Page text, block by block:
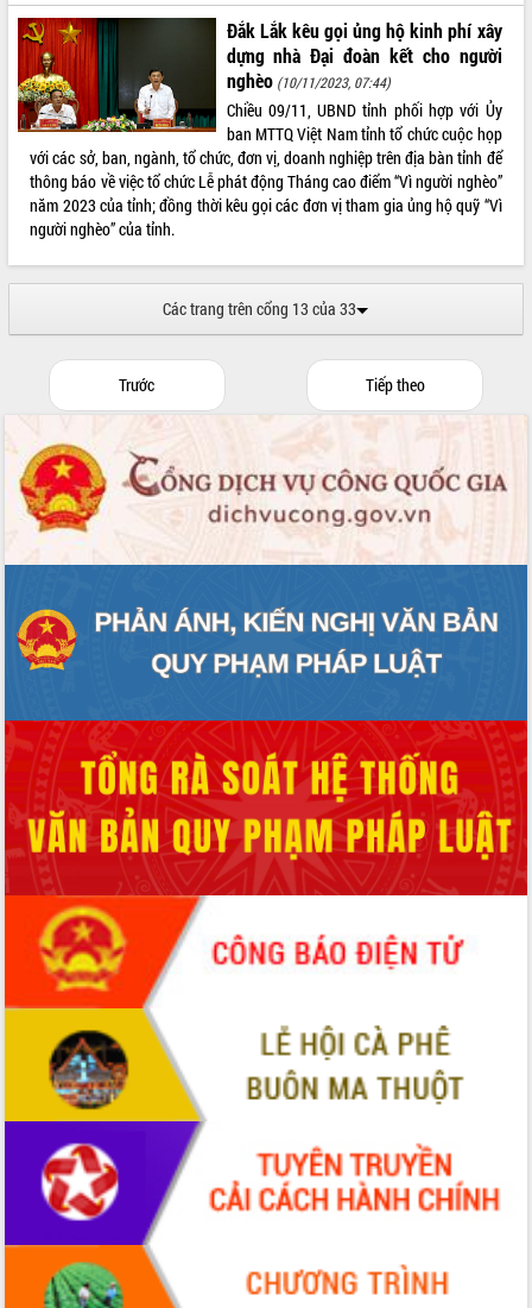
Khởi động Dự án Đầu tư xây dựng hạ
tầng kỹ thuật Cụm công nghiệp Tân
Tiến
Gặp mặt các cơ quan báo chí nhân Kỷ
niệm 101 năm Ngày Báo chí Cách
mạng Việt Nam
Đắk Lắk sơ kết 4 năm triển khai thực
hiện Đề án 06 của Chính phủ
Họp báo thông tin về Hội nghị Công bố
Quy hoạch và Xúc tiến đầu tư tỉnh Đắk
Lắk
Khơi thông điểm nghẽn, đẩy nhanh
giải ngân vốn khắc phục thiên tai
hoạch tỉnh thời kỳ 2021-2030
Hội thảo góp ý hồ sơ điều chỉnh quy
tầm nhìn đến năm 2050
Nâng cao hiệu quả hoạt động của các
doanh nghiệp nhà nước
Hội nghị triển khai kết nối mạng
truyền số liệu chuyên dùng phục vụ cơ
Lễ phát động chuỗi hoạt động chung
tay làm sạch môi trường
Xã Ea Kar bước chuyển mình trong
UBND tỉnh họp báo định kỳ tháng 4
năm 2026
Hội thảo khoa học “Giải pháp thúc đẩy
phát triển nền kinh tế xanh tại tỉnh
Đắk Lắk”
Tăng cường giám sát, đôn đốc thực
hiện nhiệm vụ quản lý tài sản công
hàng tuần
Tháo gỡ những vướng mắc, đẩy mạnh
công tác cải cách thủ tục hành chính
tại Trung tâm Phục vụ hành chính
Đắk Lắk: Tôn vinh 46 giải pháp tại Hội
thi Sáng tạo Kỹ thuật 2024 - 2025
Đắk Lắk rà soát, điều chỉnh Đề án 190
về phát triển nuôi trồng thủy sản
Phó Chủ tịch UBND tỉnh Đắk Lắk
Trương Công Thái kiểm tra thực địa
Dự án cao tốc Khánh Hòa - Buôn Ma
Định vị cà phê Việt Nam như một “di
sản sống” trong dòng chảy toàn cầu
Đắk Lắk kêu gọi ủng hộ kinh phí xây
dựng nhà Đại đoàn kết cho người
nghèo (10/11/2023, 07:44)
Chiều 09/11, UBND tỉnh phối hợp với Ủy
ban MTTQ Việt Nam tỉnh tổ chức cuộc họp
với các sở, ban, ngành, tổ chức, đơn vị, doanh nghiệp trên địa bàn tỉnh để
thông báo về việc tổ chức Lễ phát động Tháng cao điểm “Vì người nghèo”
năm 2023 của tỉnh; đồng thời kêu gọi các đơn vị tham gia ủng hộ quỹ “Vì
người nghèo” của tỉnh.
Các trang trên cổng 13 của 33
Trước Tiếp theo